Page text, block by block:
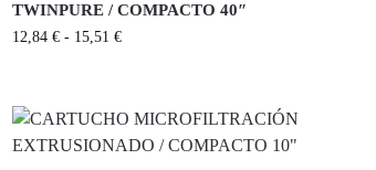
TWINPURE / COMPACTO 40″
12,84 € - 15,51 €